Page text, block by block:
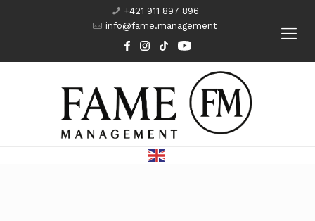
+421 911 897 896
info@fame.management
Herci